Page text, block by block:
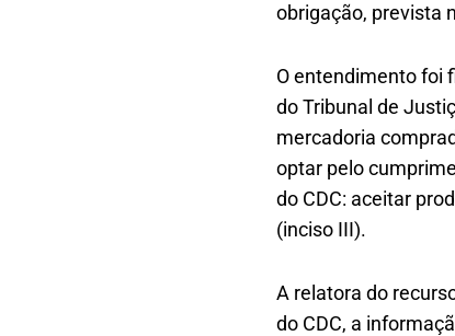
obrigação, prevista
O entendimento foi
do Tribunal de
mercadoria
optar pelo
do CDC: aceitar
(inciso III).
A relatora do
do CDC, a